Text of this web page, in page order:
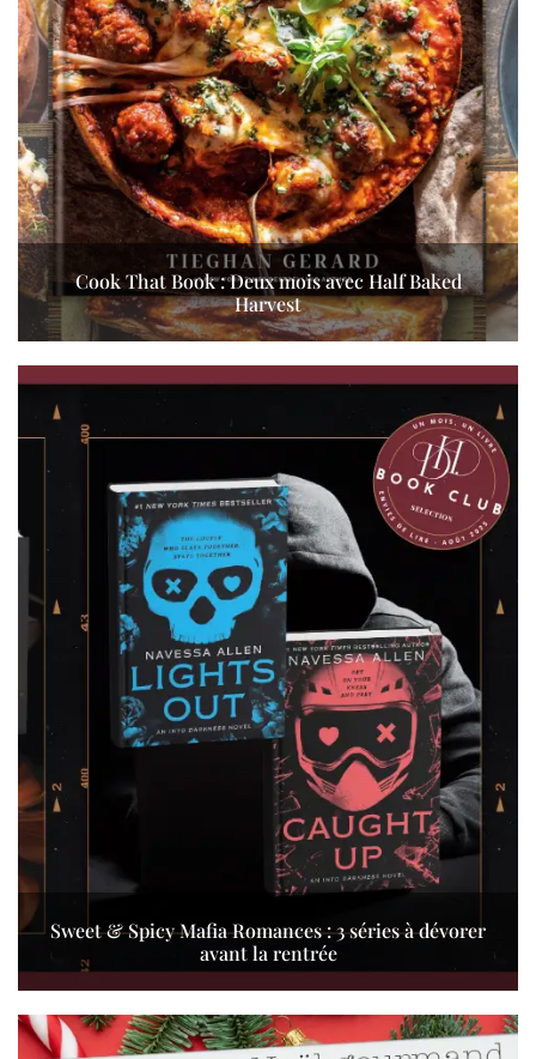
Cook That Book : Deux mois avec Half Baked
Harvest
Sweet & Spicy Mafia Romances : 3 séries à dévorer
avant la rentrée